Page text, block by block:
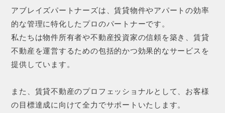
アブレイズパートナーズは、賃貸物件やアパートの効率
的な管理に特化したプロのパートナーです。
私たちは物件所有者や不動産投資家の信頼を築き、賃貸
不動産を運営するための包括的かつ効果的なサービスを
提供しています。
また、賃貸不動産のプロフェッショナルとして、お客様
の目標達成に向けて全力でサポートいたします。